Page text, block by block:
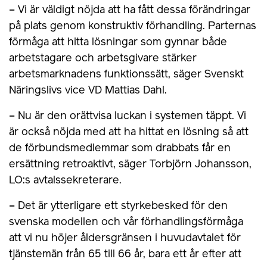
– Vi är väldigt nöjda att ha fått dessa förändringar
på plats genom konstruktiv förhandling. Parternas
förmåga att hitta lösningar som gynnar både
arbetstagare och arbetsgivare stärker
arbetsmarknadens funktionssätt, säger Svenskt
Näringslivs vice VD Mattias Dahl.
– Nu är den orättvisa luckan i systemen täppt. Vi
är också nöjda med att ha hittat en lösning så att
de förbundsmedlemmar som drabbats får en
ersättning retroaktivt, säger Torbjörn Johansson,
LO:s avtalssekreterare.
– Det är ytterligare ett styrkebesked för den
svenska modellen och vår förhandlingsförmåga
att vi nu höjer åldersgränsen i huvudavtalet för
tjänstemän från 65 till 66 år, bara ett år efter att